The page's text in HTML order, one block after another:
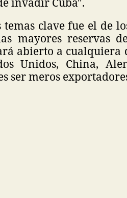
temas clave fue el de
mayores reservas
abierto a
Unidos, China,
ser meros